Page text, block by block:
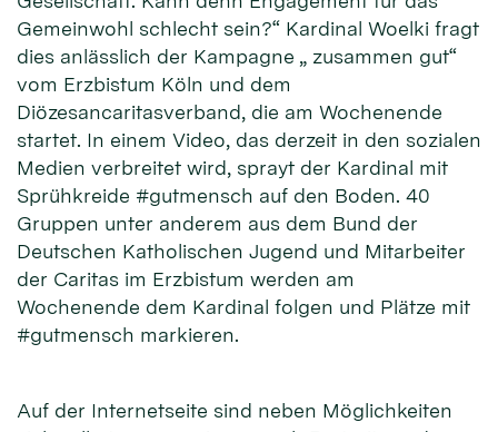
Gemeinwohl schlecht sein?“ Kardinal Woelki fragt
dies anlässlich der Kampagne „ zusammen gut“
vom Erzbistum Köln und dem
Diözesancaritasverband, die am Wochenende
startet. In einem Video, das derzeit in den sozialen
Medien verbreitet wird, sprayt der Kardinal mit
Sprühkreide #gutmensch auf den Boden. 40
Gruppen unter anderem aus dem Bund der
Deutschen Katholischen Jugend und Mitarbeiter
der Caritas im Erzbistum werden am
Wochenende dem Kardinal folgen und Plätze mit
#gutmensch markieren.
Auf der Internetseite sind neben Möglichkeiten